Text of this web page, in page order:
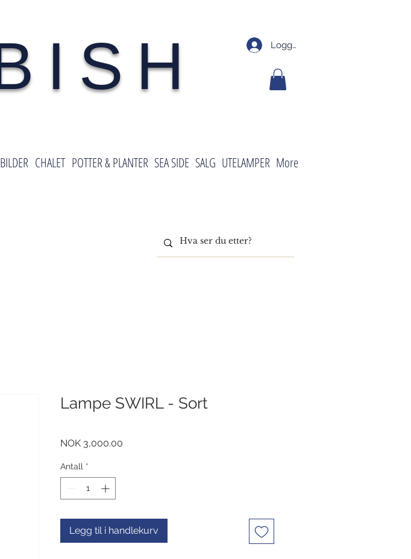
Logg inn
BILDER CHALET POTTER & PLANTER SEA SIDE SALG UTELAMPER More
Lampe SWIRL - Sort
NOK 3,000.00
Antall *
Legg til i handlekurv